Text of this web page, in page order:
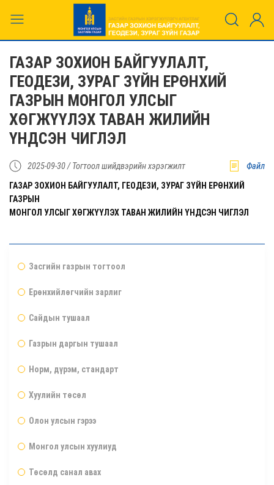
ГАЗАР ЗОХИОН БАЙГУУЛАЛТ,
ГЕОДЕЗИ, ЗУРАГ ЗҮЙН ЕРӨНХИЙ
ГАЗРЫН МОНГОЛ УЛСЫГ
ХӨГЖҮҮЛЭХ ТАВАН ЖИЛИЙН
ҮНДСЭН ЧИГЛЭЛ
2025-09-30 /Тогтоол шийдвэрийн хэрэгжилт Файл
ГАЗАР ЗОХИОН БАЙГУУЛАЛТ, ГЕОДЕЗИ, ЗУРАГ ЗҮЙН ЕРӨНХИЙ
ГАЗРЫН
МОНГОЛ УЛСЫГ ХӨГЖҮҮЛЭХ ТАВАН ЖИЛИЙН ҮНДСЭН ЧИГЛЭЛ
Засгийн газрын тогтоол
Ерөнхийлөгчийн зарлиг
Сайдын тушаал
Газрын даргын тушаал
Норм, дүрэм, стандарт
Хуулийн төсөл
Олон улсын гэрээ
Монгол улсын хуулиуд
Төсөлд санал авах